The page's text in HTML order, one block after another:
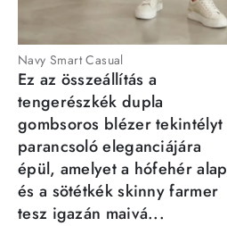
Navy Smart Casual
Ez az összeállítás a
tengerészkék dupla
gombsoros blézer tekintélyt
parancsoló eleganciájára
épül, amelyet a hófehér alap
és a sötétkék skinny farmer
tesz igazán maivá...